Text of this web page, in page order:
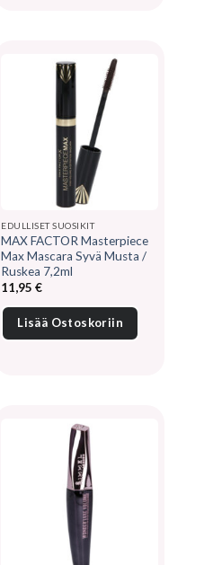
EDULLISET SUOSIKIT
MAX FACTOR Masterpiece
Max Mascara Syvä Musta /
Ruskea 7,2ml
11,95€
Lisää Ostoskoriin